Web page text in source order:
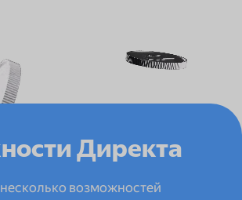
Директа
возможностей